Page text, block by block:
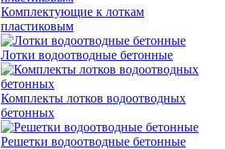
Комплектующие к лоткам
пластиковым
Лотки водоотводные бетонные
Комплекты лотков водоотводных
бетонных
Решетки водоотводные бетонные